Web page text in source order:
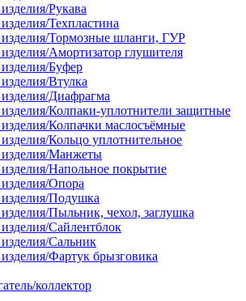
Рукава
Техпластина
изделия/Тормозные шланги, ГУР
Амортизатор глушителя
Буфер
Втулка
Диафрагма
Колпаки-уплотнители защитные
Колпачки маслосъёмные
Кольцо уплотнительное
изделия/Манжеты
Напольное покрытие
Опора
Подушка
Пыльник, чехол, заглушка
Сайлентблок
Сальник
Фартук брызговика
коллектор